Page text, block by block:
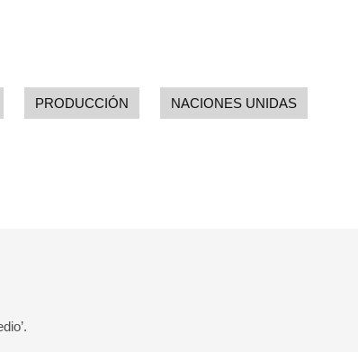
PRODUCCIÓN NACIONES UNIDAS